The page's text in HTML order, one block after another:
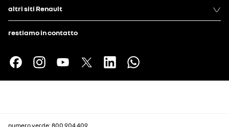
altri siti Renault
restiamo in contatto
numero verde: 800 904 409